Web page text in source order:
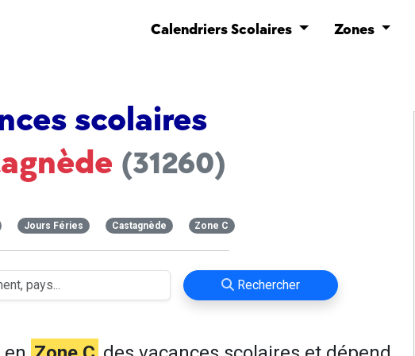
Calendriers Scolaires Zones
scolaires
(31260)
Jours Féries Castagnède Zone C
Rechercher